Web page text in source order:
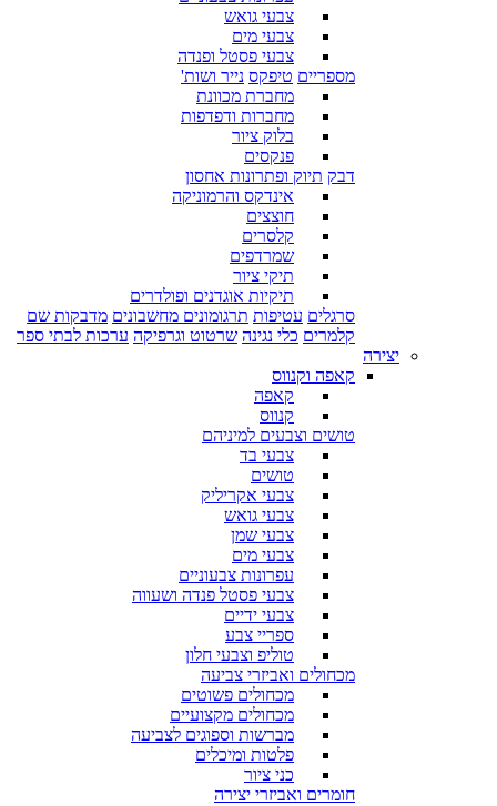
צבעי גואש
צבעי מים
צבעי פסטל ופנדה
מספריים טיפקס נייר ושות'
מחברת מכוונת
מחברות ודפדפות
בלוק ציור
פנקסים
דבק תיוק ופתרונות אחסון
אינדקס והרמוניקה
חוצצים
קלסרים
שמרדפים
תיקי ציור
תיקיות אוגדנים ופולדרים
סרגלים עטיפות תרגומונים מחשבונים מדבקות שם
קלמרים כלי נגינה שרטוט וגרפיקה ערכות לבתי ספר
יצירה
קאפה וקנווס
קאפה
קנווס
טושים וצבעים למיניהם
צבעי בד
טושים
צבעי אקריליק
צבעי גואש
צבעי שמן
צבעי מים
עפרונות צבעוניים
צבעי פסטל פנדה ושעווה
צבעי ידיים
ספריי צבע
טוליפ וצבעי חלון
מכחולים ואביזרי צביעה
מכחולים פשוטים
מכחולים מקצועיים
מברשות וספוגים לצביעה
פלטות ומיכלים
כני ציור
חומרים ואביזרי יצירה